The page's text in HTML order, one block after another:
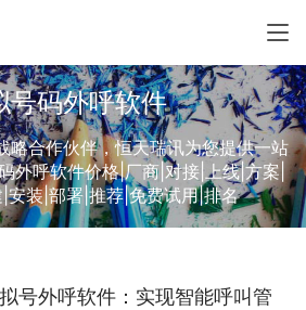
号码外呼软件
略合作伙伴，恒天瑞讯为您提供一站
外呼软件价格|厂商|对接|上线|方案|
安装|部署|推荐|免费试用|排名
号外呼软件：实现智能呼叫管